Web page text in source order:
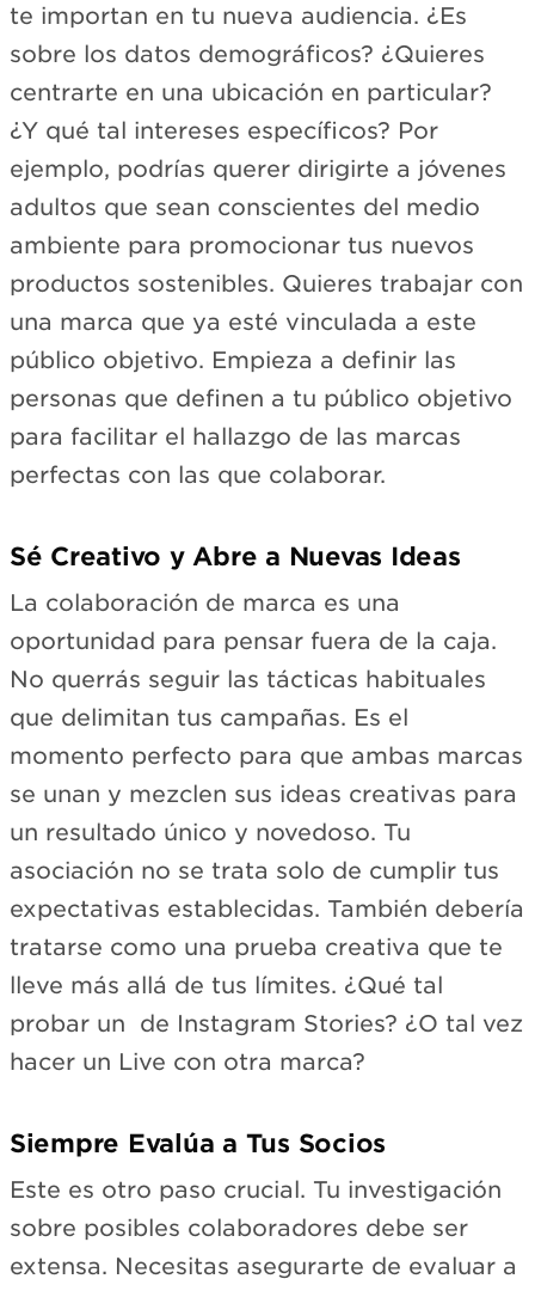
te importan en tu nueva audiencia. ¿Es
sobre los datos demográficos? ¿Quieres
centrarte en una ubicación en particular?
¿Y qué tal intereses específicos? Por
ejemplo, podrías querer dirigirte a jóvenes
adultos que sean conscientes del medio
ambiente para promocionar tus nuevos
productos sostenibles. Quieres trabajar con
una marca que ya esté vinculada a este
público objetivo. Empieza a definir las
personas que definen a tu público objetivo
para facilitar el hallazgo de las marcas
perfectas con las que colaborar.
Sé Creativo y Abre a Nuevas Ideas
La colaboración de marca es una
oportunidad para pensar fuera de la caja.
No querrás seguir las tácticas habituales
que delimitan tus campañas. Es el
momento perfecto para que ambas marcas
se unan y mezclen sus ideas creativas para
un resultado único y novedoso. Tu
asociación no se trata solo de cumplir tus
expectativas establecidas. También debería
tratarse como una prueba creativa que te
lleve más allá de tus límites. ¿Qué tal
probar un de Instagram Stories? ¿O tal vez
hacer un Live con otra marca?
Siempre Evalúa a Tus Socios
Este es otro paso crucial. Tu investigación
sobre posibles colaboradores debe ser
extensa. Necesitas asegurarte de evaluar a